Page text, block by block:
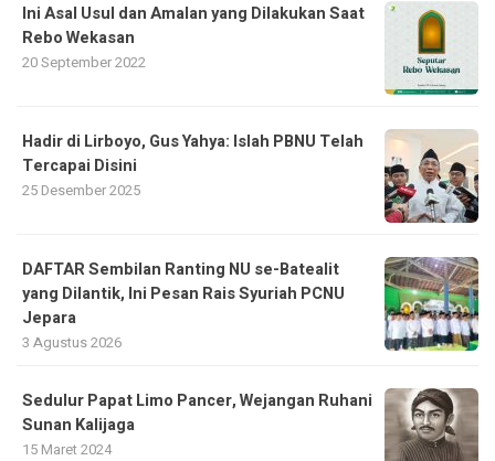
Ini Asal Usul dan Amalan yang Dilakukan Saat
Rebo Wekasan
20 September 2022
Hadir di Lirboyo, Gus Yahya: Islah PBNU Telah
Tercapai Disini
25 Desember 2025
DAFTAR Sembilan Ranting NU se-Batealit
yang Dilantik, Ini Pesan Rais Syuriah PCNU
Jepara
3 Agustus 2026
Sedulur Papat Limo Pancer, Wejangan Ruhani
Sunan Kalijaga
15 Maret 2024